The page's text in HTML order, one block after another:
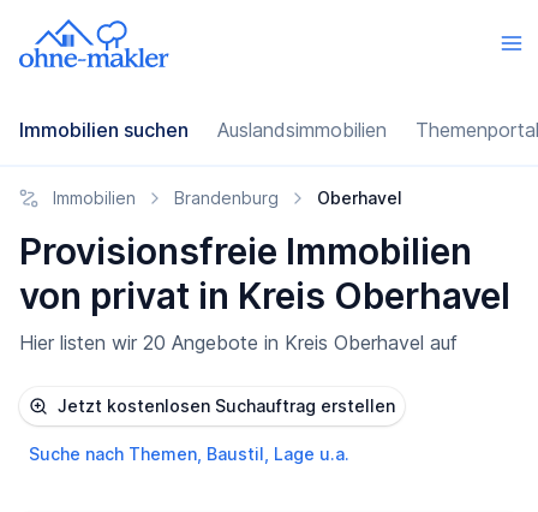
Immobilien suchen Auslandsimmobilien
Immobilien Brandenburg Oberhavel
Provisionsfreie Immobilien
von privat in Kreis Oberhavel
Hier listen wir 20 Angebote in Kreis Oberhavel auf
Jetzt kostenlosen Suchauftrag erstellen
Suche nach Themen, Baustil, Lage u.a.